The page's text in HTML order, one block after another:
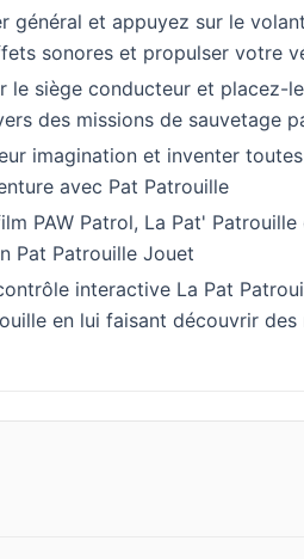
général et appuyez sur le
sonores et propulser votre
le siège conducteur et
des missions de sauvetage
imagination et inventer
avec Pat Patrouille
PAW Patrol, La Pat'
Pat Patrouille Jouet
interactive La Pat
en lui faisant découvrir des